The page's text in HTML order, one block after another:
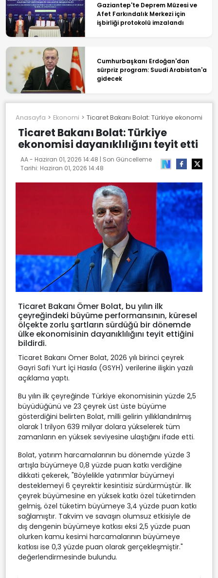
Gaziantep'te Deprem Müzesi ve
Afet Farkındalık Merkezi için
işbirliği protokolü imzalandı
Cumhurbaşkanı Erdoğan'dan
sürpriz program: Suudi Arabistan'a
gidecek
Anasayfa Ekonomi Ticaret Bakanı Bolat: Türkiye ekonomisi
Ticaret Bakanı Bolat: Türkiye
ekonomisi dayanıklılığını teyit etti
AA - Haziran 01, 2026 14:48 | Son Güncelleme
Tarihi: Haziran 01, 2026 14:48
Ticaret Bakanı Ömer Bolat, bu yılın ilk
çeyreğindeki büyüme performansının, küresel
ölçekte zorlu şartların sürdüğü bir dönemde
ülke ekonomisinin dayanıklılığını teyit ettiğini
bildirdi.
Ticaret Bakanı Ömer Bolat, 2026 yılı birinci çeyrek
Gayri Safi Yurt İçi Hasıla (GSYH) verilerine ilişkin yazılı
açıklama yaptı.
Bu yılın ilk çeyreğinde Türkiye ekonomisinin yüzde 2,5
büyüdüğünü ve 23 çeyrek üst üste büyüme
gösterdiğini belirten Bolat, milli gelirin yıllıklandırılmış
olarak 1 trilyon 639 milyar dolara yükselerek tüm
zamanların en yüksek seviyesine ulaştığını ifade etti.
Bolat, yatırım harcamalarının bu dönemde yüzde 3
artışla büyümeye 0,8 yüzde puan katkı verdiğine
dikkati çekerek, "Böylelikle yatırımlar büyümeyi
desteklemeyi 6 çeyrektir kesintisiz sürdürmüştür. İlk
çeyrek büyümesine en yüksek katkı özel tüketimden
gelmiş, özel tüketim büyümeye 3,4 yüzde puan katkı
sağlamıştır. Takvim ve savaşın olumsuz etkisiyle de
dış dengenin büyümeye katkısı eksi 2,5 yüzde puan
olurken kamu kesimi harcamalarının büyümeye
katkısı ise 0,3 yüzde puan olarak gerçekleşmiştir."
değerlendirmesinde bulundu.